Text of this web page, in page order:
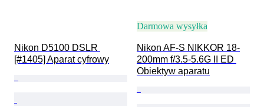
Nikon D5100 DSLR
[#1405] Aparat cyfrowy
Darmowa wysyłka
Nikon AF-S NIKKOR 18-
200mm f/3.5-5.6G II ED
Obiektyw aparatu